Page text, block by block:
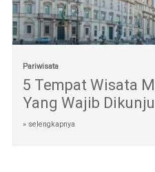
Pariwisata
5 Tempat Wisata
Yang Wajib
» selengkapnya